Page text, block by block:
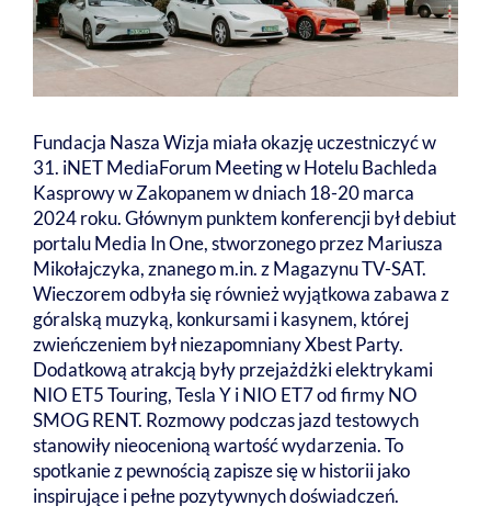
Fundacja Nasza Wizja miała okazję uczestniczyć w
31. iNET MediaForum Meeting w Hotelu Bachleda
Kasprowy w Zakopanem w dniach 18-20 marca
2024 roku. Głównym punktem konferencji był debiut
portalu Media In One, stworzonego przez Mariusza
Mikołajczyka, znanego m.in. z Magazynu TV-SAT.
Wieczorem odbyła się również wyjątkowa zabawa z
góralską muzyką, konkursami i kasynem, której
zwieńczeniem był niezapomniany Xbest Party.
Dodatkową atrakcją były przejażdżki elektrykami
NIO ET5 Touring, Tesla Y i NIO ET7 od firmy NO
SMOG RENT. Rozmowy podczas jazd testowych
stanowiły nieocenioną wartość wydarzenia. To
spotkanie z pewnością zapisze się w historii jako
inspirujące i pełne pozytywnych doświadczeń.